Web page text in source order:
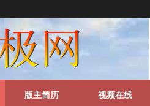
版主简历 视频在线